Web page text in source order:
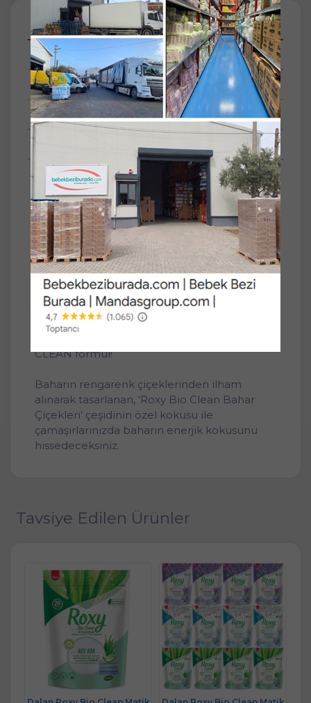
Açıklamalar
Taksit Seçenekleri
Tüm Yorumlar
Tüm Sorular
Set 4'lü
Özelliği
Beyaz ve Renkli
Toz - Jel Sıvı Toz Deterjan
Dalan Roxy Bio Clean Matik Sabun Tozu
800GR Bahar Çiçekleri (4 Lü Set) (104 Yıkama)
Doğada Çözünebilen Doğaya Dost BIO
CLEAN formül!
Baharın rengarenk çiçeklerinden ilham
alınarak tasarlanan, ‘Roxy Bio Clean Bahar
Çiçekleri’ çeşidinin özel kokusu ile
çamaşırlarınızda baharın enerjik kokusunu
hissedeceksiniz.
Tavsiye Edilen Ürünler